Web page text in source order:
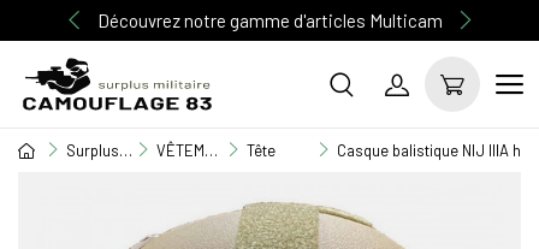
Découvrez notre gamme d'articles Multicam
Surplus Militaire VÊTEMENT MILITAIRE Tête Casque balistique NIJ IIIA hi